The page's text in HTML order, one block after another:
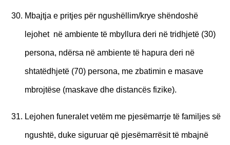
Mbajtja e pritjes për ngushëllim/krye shëndoshë
lejohet në ambiente të mbyllura deri në tridhjetë (30)
persona, ndërsa në ambiente të hapura deri në
shtatëdhjetë (70) persona, me zbatimin e masave
mbrojtëse (maskave dhe distancës fizike).
Lejohen funeralet vetëm me pjesëmarrje të familjes së
ngushtë, duke siguruar që pjesëmarrësit të mbajnë